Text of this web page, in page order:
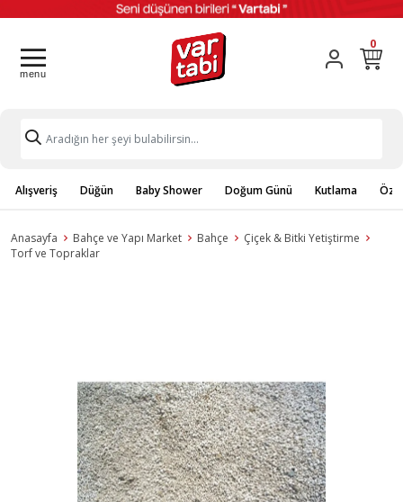
0
Alışveriş Düğün Baby Shower Doğum Günü Kutlama
Anasayfa Bahçe ve Yapı Market Bahçe
Çiçek & Bitki Yetiştirme
Torf ve Topraklar